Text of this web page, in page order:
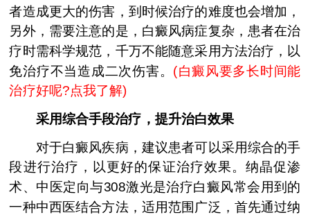
者造成更大的伤害，到时候治疗的难度也会增加，
另外，需要注意的是，白癜风病症复杂，患者在治
疗时需科学规范，千万不能随意采用方法治疗，以
免治疗不当造成二次伤害。 (白癜风要多长时间能
治疗好呢?点我了解)
采用综合手段治疗，提升治白效果
对于白癜风疾病，建议患者可以采用综合的手
段进行治疗，以更好的保证治疗效果。纳晶促渗
术、中医定向与308激光是治疗白癜风常会用到的
一种中西医结合方法，适用范围广泛，首先通过纳